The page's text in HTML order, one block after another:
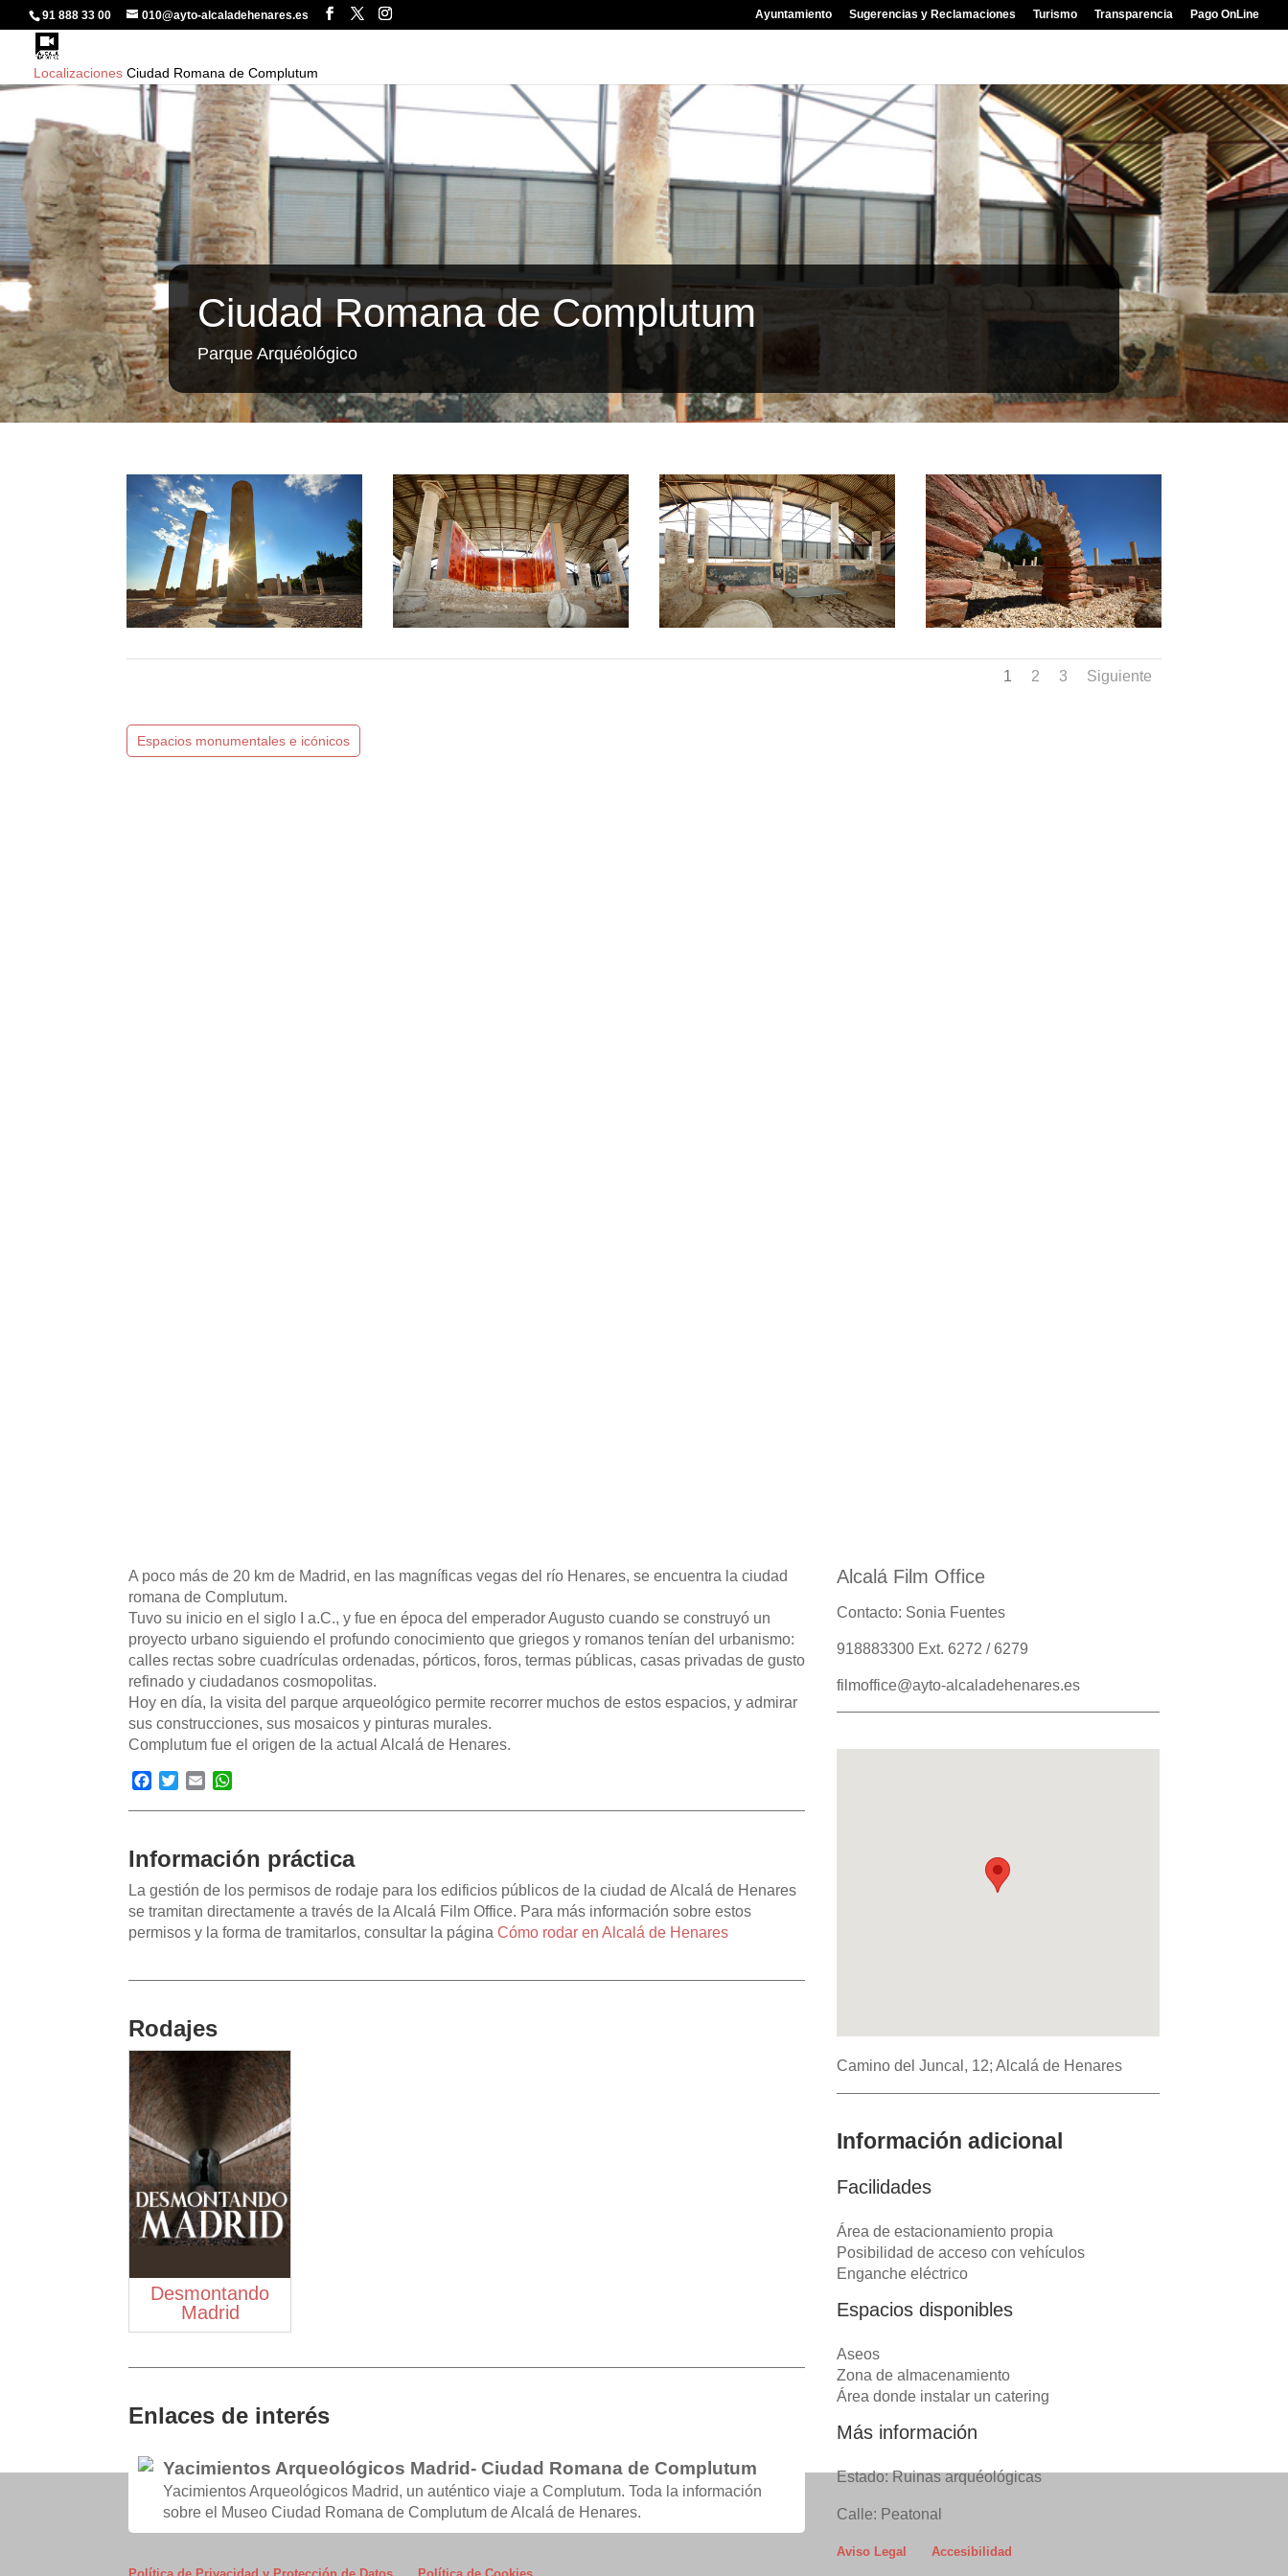
91 888 33 00 010@ayto-alcaladehenares.es Ayuntamiento Sugerencias y Reclamaciones Turismo Transparencia Pago OnLine
Localizaciones Ciudad Romana de Complutum
Ciudad Romana de Complutum
Parque Arquéológico
1 2 3 Siguiente
Espacios monumentales e icónicos
A poco más de 20 km de Madrid, en las magníficas vegas del río Henares, se encuentra la ciudad
romana de Complutum.
Tuvo su inicio en el siglo I a.C., y fue en época del emperador Augusto cuando se construyó un
proyecto urbano siguiendo el profundo conocimiento que griegos y romanos tenían del urbanismo:
calles rectas sobre cuadrículas ordenadas, pórticos, foros, termas públicas, casas privadas de gusto
refinado y ciudadanos cosmopolitas.
Hoy en día, la visita del parque arqueológico permite recorrer muchos de estos espacios, y admirar
sus construcciones, sus mosaicos y pinturas murales.
Complutum fue el origen de la actual Alcalá de Henares.
Facebook
TwitterEmail
Información práctica
La gestión de los permisos de rodaje para los edificios públicos de la ciudad de Alcalá de Henares
se tramitan directamente a través de la Alcalá Film Office. Para más información sobre estos
permisos y la forma de tramitarlos, consultar la páginaCómo rodar en Alcalá de Henares
Rodajes
Desmontando
Madrid
Enlaces de interés
Yacimientos Arqueológicos Madrid- Ciudad Romana de Complutum
Yacimientos Arqueológicos Madrid, un auténtico viaje a Complutum. Toda la información
sobre el Museo Ciudad Romana de Complutum de Alcalá de Henares.
Alcalá Film Office
Contacto: Sonia Fuentes
918883300 Ext. 6272 / 6279
filmoffice@ayto-alcaladehenares.es
Camino del Juncal, 12; Alcalá de Henares
Información adicional
Facilidades
Área de estacionamiento propia
Posibilidad de acceso con vehículos
Enganche eléctrico
Espacios disponibles
Aseos
Zona de almacenamiento
Área donde instalar un catering
Más información
Estado: Ruinas arquéológicas
Calle: Peatonal
Aviso Legal
Accesibilidad